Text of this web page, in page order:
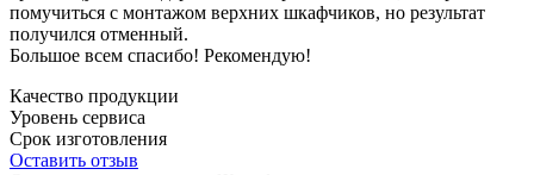
помучиться с монтажом верхних шкафчиков, но результат
получился отменный.
Большое всем спасибо! Рекомендую!
Качество продукции
Уровень сервиса
Срок изготовления
Оставить отзыв